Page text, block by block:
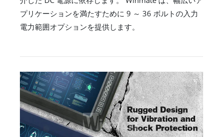
プリケーションを満たすために 9 ～ 36 ボルトの入力
電力範囲オプションを提供します。